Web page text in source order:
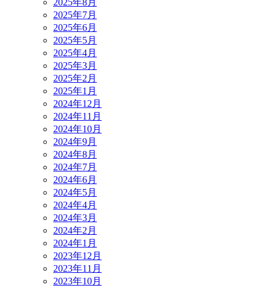
2025年8月
2025年7月
2025年6月
2025年5月
2025年4月
2025年3月
2025年2月
2025年1月
2024年12月
2024年11月
2024年10月
2024年9月
2024年8月
2024年7月
2024年6月
2024年5月
2024年4月
2024年3月
2024年2月
2024年1月
2023年12月
2023年11月
2023年10月